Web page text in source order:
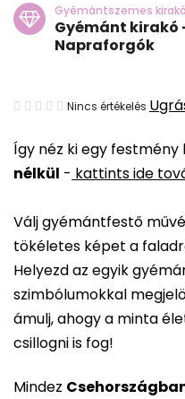
Így néz ki egy festmény
nélkül - kattints ide
Válj gyémántfestő
tökéletes képet a
Helyezd az egyik
szimbólumokkal
ámulj, ahogy a minta
csillogni is fog!
Mindez
Gyémántszemes kirakó
Gyémánt kirakó
Napraforgók
A
átlagos
értékelése
ből
0,0
csillag.
Nincs értékelés